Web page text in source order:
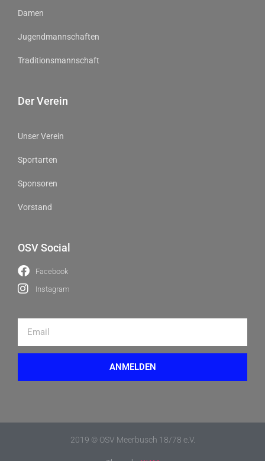
Damen
Jugendmannschaften
Traditionsmannschaft
Der Verein
Unser Verein
Sportarten
Sponsoren
Vorstand
OSV Social
Facebook
Instagram
ANMELDEN
2019 © OSV Meerbusch 18/78 e.V.